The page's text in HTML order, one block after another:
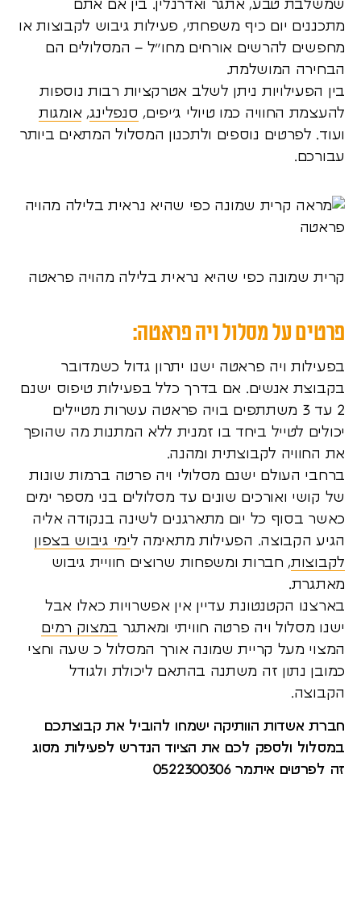
שמשלבת טבע, אתגר ואדרנלין. בין אם אתם
מתכננים יום כיף משפחתי, פעילות גיבוש לקבוצות או
מחפשים להרשים אורחים מחו”ל – המסלולים הם
הבחירה המושלמת.
בין הפעילויות ניתן לשלב אטרקציות רבות נוספות
להעצמת החוויה כמו טיולי ג’יפים, סנפלינג, אומגות
ועוד. לפרטים נוספים ולתכנון המסלול המתאים ביותר
עבורכם.
קרית שמונה כפי שהיא נראית בלילה מהויה פראטה
פרטים על מסלול ויה פראטה:
בפעילות ויה פראטה ישנו יתרון גדול כשמדובר
בקבוצת אנשים. אם בדרך כלל בפעילות טיפוס ישנם
2 עד 3 משתתפים בויה פראטה עשרות מטיילים
יכולים לטייל ביחד בו זמנית ללא המתנות מה שהופך
את החוויה לקבוצתית ומהנה.
ברחבי העולם ישנם מסלולי ויה פרטה ברמות שונות
של קושי ואורכים שונים עד מסלולים בני מספר ימים
כאשר בסוף כל יום מתארגנים לשינה בנקודה אליה
הגיע הקבוצה. הפעילות מתאימה לימי גיבוש בצפון
לקבוצות, חברות ומשפחות שרוצים חוויית גיבוש
מאתגרת.
בארצנו הקטנטונת עדיין אין אפשרויות כאלו אבל
ישנו מסלול ויה פרטה חוויתי ומאתגר במצוק רמים
המצוי מעל קריית שמונה אורך המסלול כ שעה וחצי
כמובן נתון זה משתנה בהתאם ליכולת ולגודל
הקבוצה.
חברת אשדות הוותיקה ישמחו להוביל את קבוצתכם
במסלול ולספק לכם את הציוד הנדרש לפעילות מסוג
זה לפרטים איתמר 0522300306